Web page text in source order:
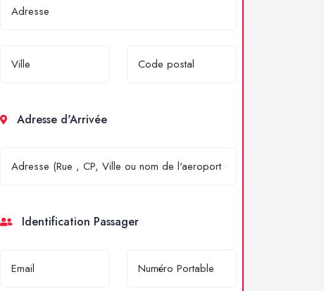
Adresse d'Arrivée
Identification Passager